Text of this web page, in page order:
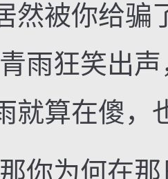
然被你给骗
雨狂笑出
就算在傻，
为何在那